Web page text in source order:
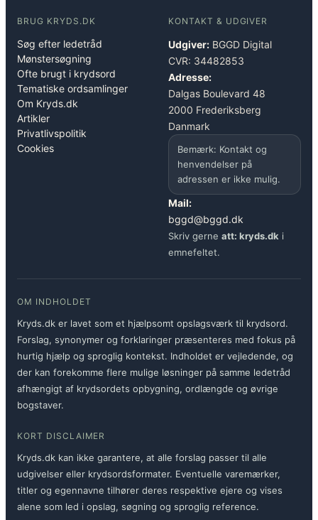
BRUG KRYDS.DK
Søg efter ledetråd
Mønstersøgning
Ofte brugt i krydsord
Tematiske ordsamlinger
Om Kryds.dk
Artikler
Privatlivspolitik
Cookies
KONTAKT & UDGIVER
Udgiver: BGGD Digital
CVR: 34482853
Adresse:
Dalgas Boulevard 48
2000 Frederiksberg
Danmark
Bemærk: Kontakt og
henvendelser på
adressen er ikke mulig.
Mail:
bggd@bggd.dk
Skriv gerne att: kryds.dk i
emnefeltet.
OM INDHOLDET
Kryds.dk er lavet som et hjælpsomt opslagsværk til krydsord.
Forslag, synonymer og forklaringer præsenteres med fokus på
hurtig hjælp og sproglig kontekst. Indholdet er vejledende, og
der kan forekomme flere mulige løsninger på samme ledetråd
afhængigt af krydsordets opbygning, ordlængde og øvrige
bogstaver.
KORT DISCLAIMER
Kryds.dk kan ikke garantere, at alle forslag passer til alle
udgivelser eller krydsordsformater. Eventuelle varemærker,
titler og egennavne tilhører deres respektive ejere og vises
alene som led i opslag, søgning og sproglig reference.